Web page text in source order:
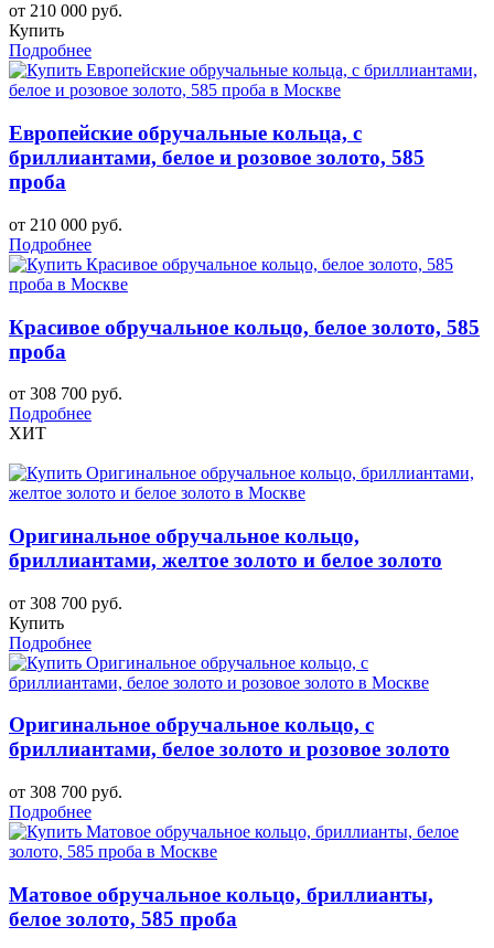
от 210 000 руб.
Купить
Подробнее
Европейские обручальные кольца, с
бриллиантами, белое и розовое золото, 585
проба
от 210 000 руб.
Подробнее
Красивое обручальное кольцо, белое золото, 585
проба
от 308 700 руб.
Подробнее
ХИТ
Оригинальное обручальное кольцо,
бриллиантами, желтое золото и белое золото
от 308 700 руб.
Купить
Подробнее
Оригинальное обручальное кольцо, с
бриллиантами, белое золото и розовое золото
от 308 700 руб.
Подробнее
Матовое обручальное кольцо, бриллианты,
белое золото, 585 проба